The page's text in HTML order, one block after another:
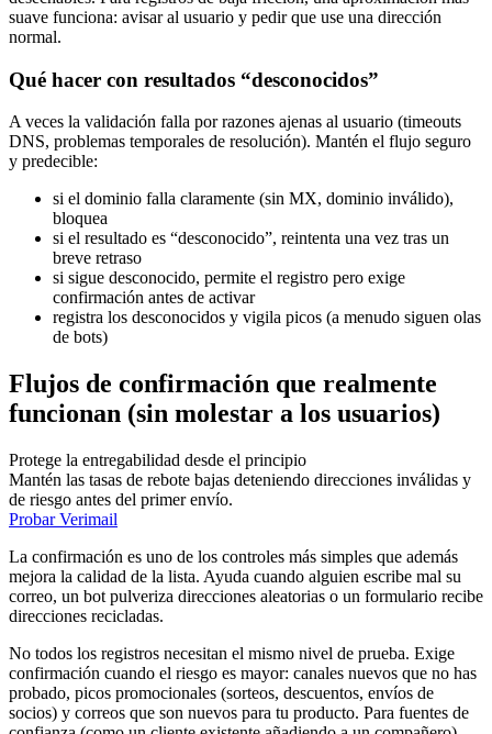
suave funciona: avisar al usuario y pedir que use una dirección
normal.
Qué hacer con resultados “desconocidos”
A veces la validación falla por razones ajenas al usuario (timeouts
DNS, problemas temporales de resolución). Mantén el flujo seguro
y predecible:
si el dominio falla claramente (sin MX, dominio inválido),
bloquea
si el resultado es “desconocido”, reintenta una vez tras un
breve retraso
si sigue desconocido, permite el registro pero exige
confirmación antes de activar
registra los desconocidos y vigila picos (a menudo siguen olas
de bots)
Flujos de confirmación que realmente
funcionan (sin molestar a los usuarios)
Protege la entregabilidad desde el principio
Mantén las tasas de rebote bajas deteniendo direcciones inválidas y
de riesgo antes del primer envío.
Probar Verimail
La confirmación es uno de los controles más simples que además
mejora la calidad de la lista. Ayuda cuando alguien escribe mal su
correo, un bot pulveriza direcciones aleatorias o un formulario recibe
direcciones recicladas.
No todos los registros necesitan el mismo nivel de prueba. Exige
confirmación cuando el riesgo es mayor: canales nuevos que no has
probado, picos promocionales (sorteos, descuentos, envíos de
socios) y correos que son nuevos para tu producto. Para fuentes de